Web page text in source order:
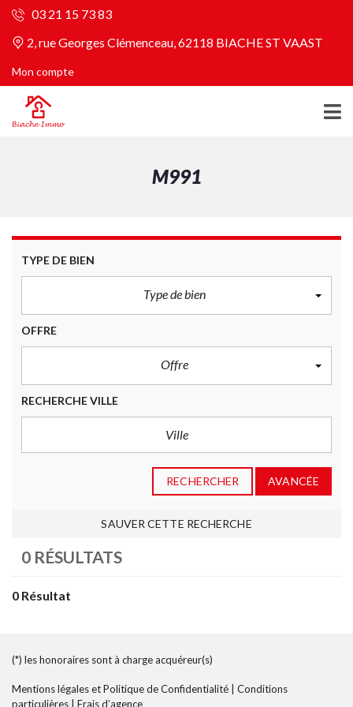
03 21 15 73 83
2, rue Georges Clémenceau, 62118 BIACHE ST VAAST
Mon compte
M991
TYPE DE BIEN
Type de bien
OFFRE
Offre
RECHERCHE VILLE
RECHERCHER AVANCÉE
SAUVER CETTE RECHERCHE
0 RÉSULTATS
0 Résultat
(*) les honoraires sont à charge acquéreur(s)
Mentions légales et Politique de Confidentialité
Conditions
particulières
Frais d’agence